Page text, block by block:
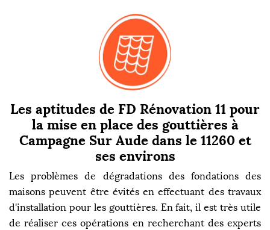
Les aptitudes de FD Rénovation 11 pour
la mise en place des gouttières à
Campagne Sur Aude dans le 11260 et
ses environs
Les problèmes de dégradations des fondations des
maisons peuvent être évités en effectuant des travaux
d'installation pour les gouttières. En fait, il est très utile
de réaliser ces opérations en recherchant des experts